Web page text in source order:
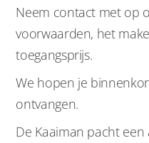
Neem contact met op
voorwaarden, het
toegangsprijs.
We hopen je
ontvangen.
De Kaaiman pacht